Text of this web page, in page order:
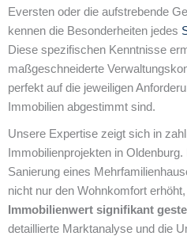
Eversten oder die aufstrebende
kennen die Besonderheiten jedes
Diese spezifischen Kenntnisse
maßgeschneiderte
perfekt auf die jeweiligen
Immobilien abgestimmt sind.
Unsere Expertise zeigt sich in
Immobilienprojekten in
Sanierung eines
nicht nur den Wohnkomfort
Immobilienwert signifikant
detaillierte Marktanalyse und die